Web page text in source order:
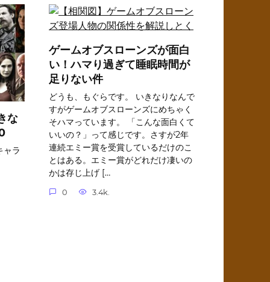
な
ャラ
ゲームオブスローンズが面白
い！ハマり過ぎて睡眠時間が
足りない件
どうも、もぐらです。 いきなりなんで
すがゲームオブスローンズにめちゃく
そハマっています。 「こんな面白くて
いいの？」って感じです。さすが2年
連続エミー賞を受賞しているだけのこ
とはある。エミー賞がどれだけ凄いの
かは存じ上げ […
0 3.4k.